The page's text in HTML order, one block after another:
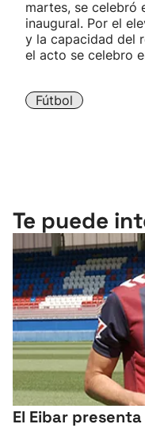
martes, se celebró
inaugural. Por el
y la capacidad del
el acto se celebro
Fútbol
Te puede
El Eibar